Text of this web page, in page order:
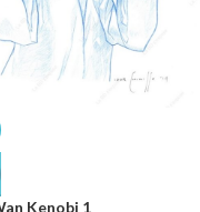
Kenobi 1